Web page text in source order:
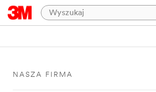
NASZA FIRMA